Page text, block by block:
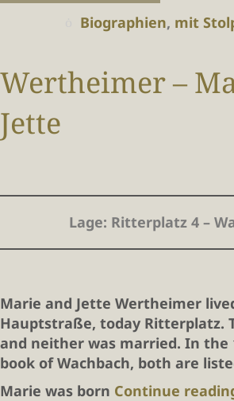
Biographien, mit
Wertheimer –
Jette
Lage: Ritterplatz 4 –
Marie and Jette Wertheimer
Hauptstraße, today Ritterplatz.
and neither was married. In the
book of Wachbach, both are
Marie was born Continue